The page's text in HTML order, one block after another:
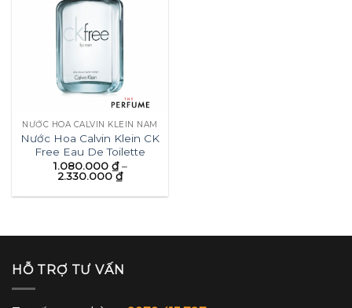
NƯỚC HOA CALVIN KLEIN NAM
Nước Hoa Calvin Klein CK
Free Eau De Toilette
1.080.000 ₫–
2.330.000 ₫
HỖ TRỢ TƯ VẤN